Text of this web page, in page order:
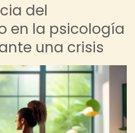
del
en la psicología
una crisis